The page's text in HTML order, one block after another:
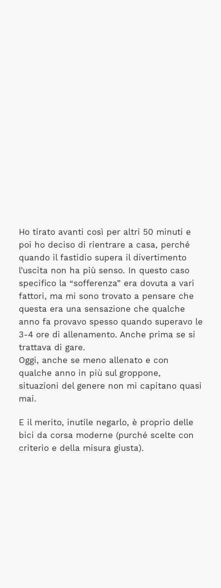
Ho tirato avanti così per altri 50 minuti e
poi ho deciso di rientrare a casa, perché
quando il fastidio supera il divertimento
l’uscita non ha più senso. In questo caso
specifico la “sofferenza” era dovuta a vari
fattori, ma mi sono trovato a pensare che
questa era una sensazione che qualche
anno fa provavo spesso quando superavo le
3-4 ore di allenamento. Anche prima se si
trattava di gare.
Oggi, anche se meno allenato e con
qualche anno in più sul groppone,
situazioni del genere non mi capitano quasi
mai.
E il merito, inutile negarlo, è proprio delle
bici da corsa moderne (purché scelte con
criterio e della misura giusta).